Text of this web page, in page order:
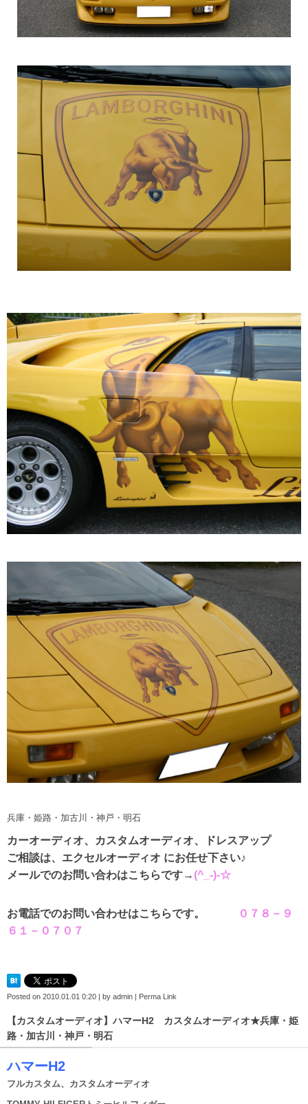
兵庫・姫路・加古川・神戸・明石
カーオーディオ、カスタムオーディオ、ドレスアップ
ご相談は、エクセルオーディオ にお任せ下さい♪
メールでのお問い合わはこちらです→(^_-)-☆
お電話でのお問い合わせはこちらです。
０７８－９
６１－０７０７
Posted on 2010.01.01 0:20 | by admin | Perma Link
【カスタムオーディオ】ハマーH2 カスタムオーディオ★兵庫・姫
路・加古川・神戸・明石
ハマーH2
フルカスタム、カスタムオーディオ